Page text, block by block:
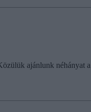
ajánlunk néhányat